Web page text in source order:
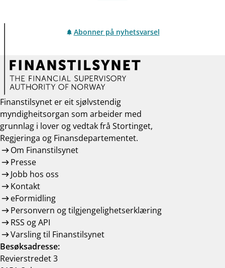
Abonner på nyhetsvarsel
Finanstilsynet er eit sjølvstendig
myndigheitsorgan som arbeider med
grunnlag i lover og vedtak frå Stortinget,
Regjeringa og Finansdepartementet.
Om Finanstilsynet
Presse
Jobb hos oss
Kontakt
eFormidling
Personvern og tilgjengelighetserklæring
RSS og API
Varsling til Finanstilsynet
Besøksadresse:
Revierstredet 3